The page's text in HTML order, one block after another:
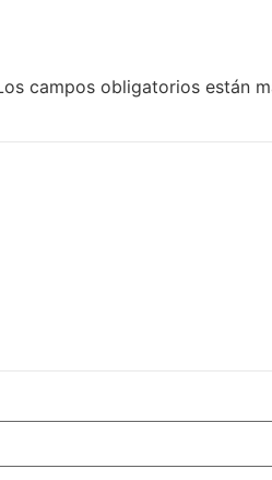
campos obligatorios están